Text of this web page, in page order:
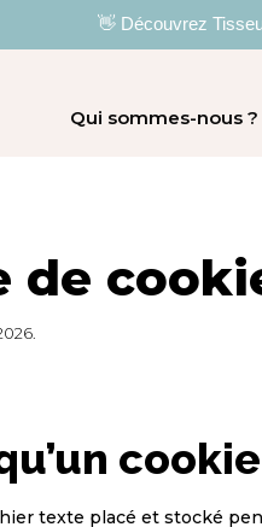
👋 Découvrez
Qui sommes-nous ?
de
texte placé et stocké